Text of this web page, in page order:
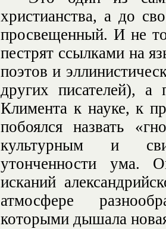
христианства, а до
просвещенный. И не
пестрят ссылками на
поэтов и
других писателей), а
Климента к науке, к
побоялся назвать
культурным и
утонченности ума.
исканий
атмосфере
которыми дышала